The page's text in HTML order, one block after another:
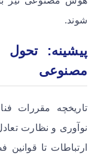
شوند.
پیشینه:
مصنوعی
تاریخچه مقررات
نوآوری و نظارت
ارتباطات تا